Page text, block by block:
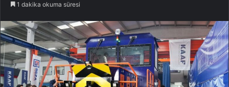
1 dakika okuma süresi